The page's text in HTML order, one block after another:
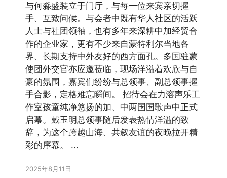
与何淼盛装立于门厅，与每一位来宾亲切握
手、互致问候。与会者中既有华人社区的活跃
人士与社团领袖，也有多年来深耕中加经贸合
作的企业家，更有不少来自蒙特利尔当地各
界、长期支持中外友好的西方面孔。多国驻蒙
使团外交官亦应邀莅临，现场洋溢着欢欣与自
豪的氛围，嘉宾们纷纷与总领事、副总领事握
手合影，定格难忘瞬间。 招待会在力溶声乐工
作室孩童纯净悠扬的加、中两国国歌声中正式
启幕。戴玉明总领事随后发表热情洋溢的致
辞，为这个跨越山海、共叙友谊的夜晚拉开精
彩的序幕。 ...
2025年8月11日